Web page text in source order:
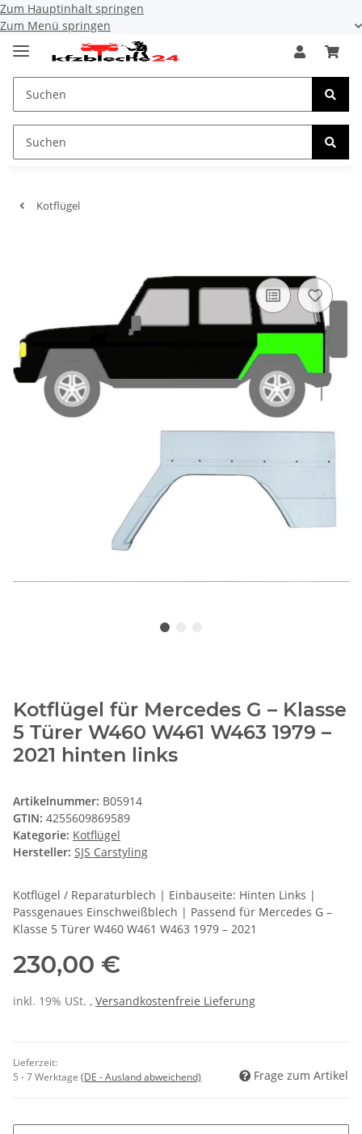
Zum Hauptinhalt springen
Zum Menü springen
Kotflügel
Kotflügel für Mercedes G – Klasse
5 Türer W460 W461 W463 1979 –
2021 hinten links
Artikelnummer: B05914
GTIN: 4255609869589
Kategorie: Kotflügel
Hersteller: SJS Carstyling
Kotflügel / Reparaturblech | Einbauseite: Hinten Links |
Passgenaues Einschweißblech | Passend für Mercedes G –
Klasse 5 Türer W460 W461 W463 1979 – 2021
230,00 €
inkl. 19% USt. , Versandkostenfreie Lieferung
Lieferzeit:
5 - 7 Werktage (DE - Ausland abweichend) Frage zum Artikel